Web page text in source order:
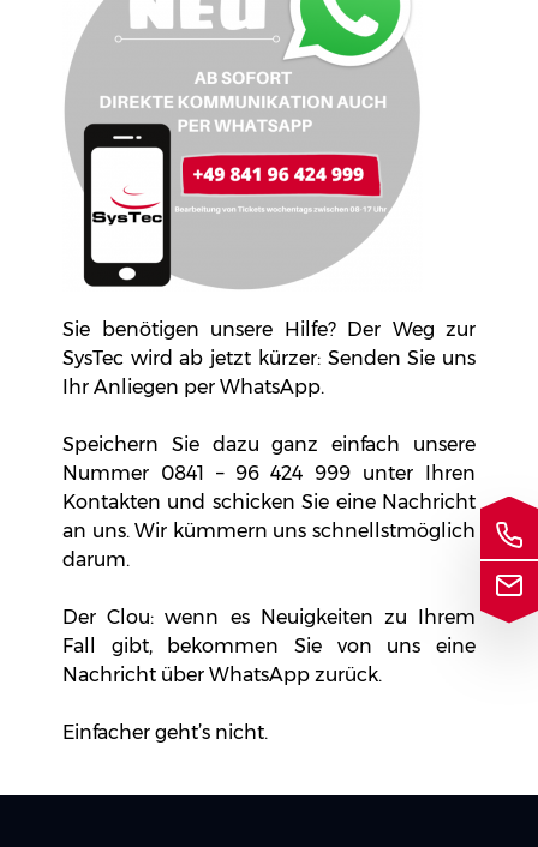
Sie benötigen unsere Hilfe? Der Weg zur
SysTec wird ab jetzt kürzer: Senden Sie uns
Ihr Anliegen per WhatsApp.
Speichern Sie dazu ganz einfach unsere
Nummer 0841 – 96 424 999 unter Ihren
Kontakten und schicken Sie eine Nachricht
an uns. Wir kümmern uns schnellstmöglich
darum.
Der Clou: wenn es Neuigkeiten zu Ihrem
Fall gibt, bekommen Sie von uns eine
Nachricht über WhatsApp zurück.
Einfacher geht’s nicht.